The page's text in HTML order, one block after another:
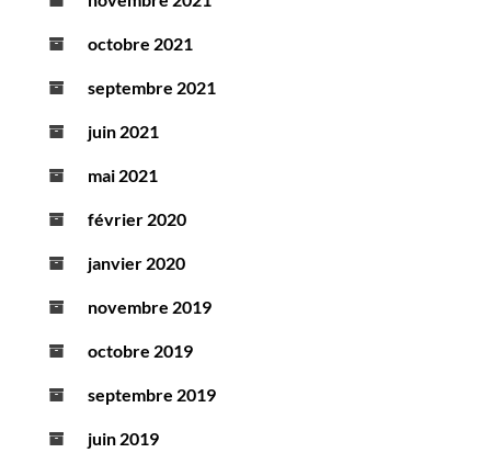
octobre 2021
septembre 2021
juin 2021
mai 2021
février 2020
janvier 2020
novembre 2019
octobre 2019
septembre 2019
juin 2019